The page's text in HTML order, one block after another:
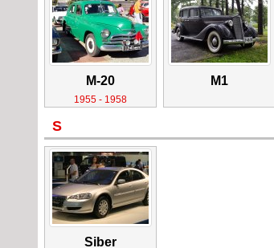
M-20
1955 - 1958
M1
S
Siber